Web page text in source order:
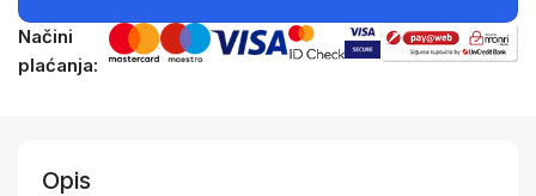
Načini
plaćanja:
Opis